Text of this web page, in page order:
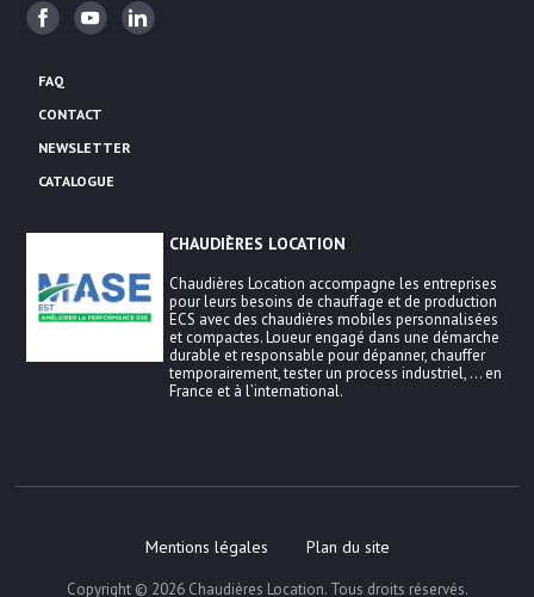
FacebookYoutubeLinkedin
FAQ
CONTACT
NEWSLETTER
CATALOGUE
CHAUDIÈRES LOCATION
Chaudières Location accompagne les entreprises
pour leurs besoins de chauffage et de production
ECS avec des chaudières mobiles personnalisées
et compactes. Loueur engagé dans une démarche
durable et responsable pour dépanner, chauffer
temporairement, tester un process industriel, … en
France et à l’international.
Mentions légales Plan du site
Copyright © 2026 Chaudières Location. Tous droits réservés.